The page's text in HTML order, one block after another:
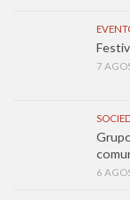
7
6